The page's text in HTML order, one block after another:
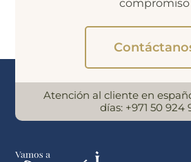
compromiso
Atención al cliente en
días: +971 50 924